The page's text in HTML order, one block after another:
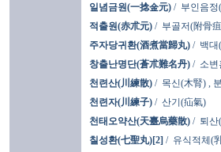
일념금원(一捻金元) / 부인음
적출원(赤朮元) / 부골저(附骨
주자당귀환(酒煮當歸丸) / 백대
창출난명단(蒼朮難名丹) / 소
천련산(川練散) / 목신(木腎)
천련자(川練子) / 산기(疝氣)
천태오약산(天臺烏藥散) / 퇴산
칠성환(七聖丸)[2] / 유식적체(